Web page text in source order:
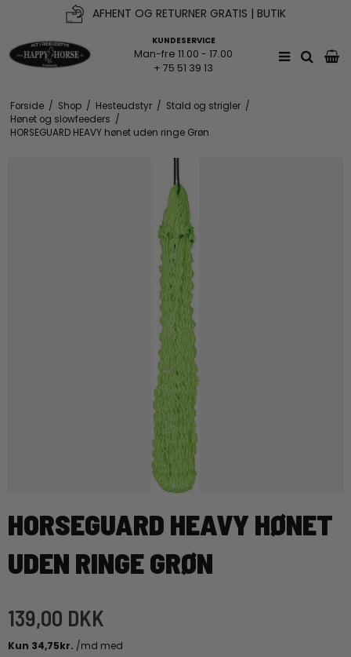
AFHENT OG RETURNER GRATIS | BUTIK
KUNDESERVICE
Man-fre 11.00 - 17.00
+ 75 51 39 13
Forside / Shop / Hesteudstyr / Stald og strigler /
Hønet og slowfeeders /
HORSEGUARD HEAVY hønet uden ringe Grøn
HORSEGUARD HEAVY HØNET
UDEN RINGE GRØN
139,00 DKK